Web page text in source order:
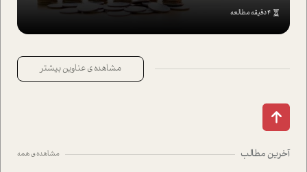
4 دقیقه مطالعه
مشاهده ی عناوین بیشتر
آخرین مطالب مشاهده ی همه